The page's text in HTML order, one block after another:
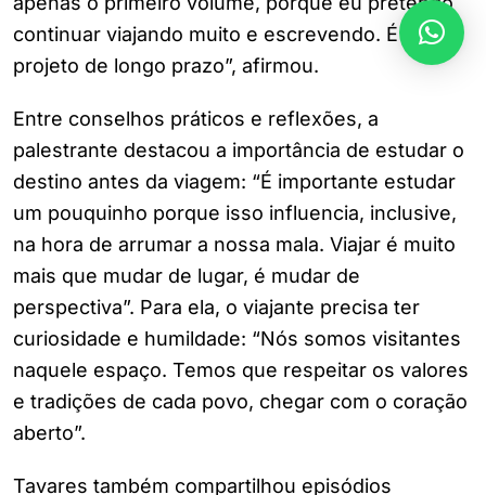
continuar viajando muito e escrevendo. É um
projeto de longo prazo”, afirmou.
Entre conselhos práticos e reflexões, a
palestrante destacou a importância de estudar o
destino antes da viagem: “É importante estudar
um pouquinho porque isso influencia, inclusive,
na hora de arrumar a nossa mala. Viajar é muito
mais que mudar de lugar, é mudar de
perspectiva”. Para ela, o viajante precisa ter
curiosidade e humildade: “Nós somos visitantes
naquele espaço. Temos que respeitar os valores
e tradições de cada povo, chegar com o coração
aberto”.
Tavares também compartilhou episódios